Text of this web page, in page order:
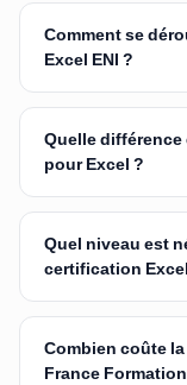
Comment se
Excel ENI ?
Quelle différence
pour Excel ?
Quel niveau est
certification
Combien coûte
France